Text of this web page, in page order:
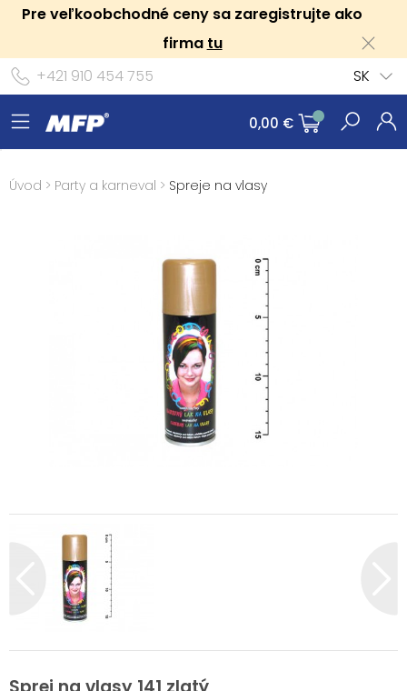
Pre veľkoobchodné ceny sa zaregistrujte ako
firma tu
+421 910 454 755
SK
0,00 €
Úvod > Party a karneval > Spreje na vlasy